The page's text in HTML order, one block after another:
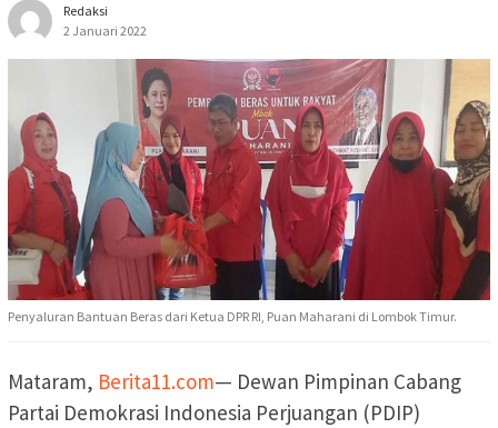
Redaksi
2 Januari 2022
Penyaluran Bantuan Beras dari Ketua DPR RI, Puan Maharani di Lombok Timur.
Mataram, Berita11.com— Dewan Pimpinan Cabang
Partai Demokrasi Indonesia Perjuangan (PDIP)